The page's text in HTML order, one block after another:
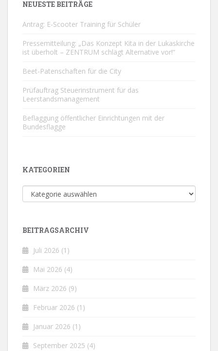
NEUESTE BEITRÄGE
Antrag: E-Scooter Training für Schüler
Pressemitteilung: „Das Konzept Kita in der Lukaskirche
ist überholt – ZENTRUM schlägt Alternative vor!“
Beet-Patenschaften für die City
Prüfauftrag Steuerinstrument für das
Leerstandsmanagement
Beflaggung öffentlicher Einrichtungen mit der
Bundesflagge
KATEGORIEN
Kategorien
BEITRAGSARCHIV
Juli 2026 (1)
Mai 2026 (4)
März 2026 (9)
Februar 2026 (1)
Januar 2026 (1)
September 2025 (4)